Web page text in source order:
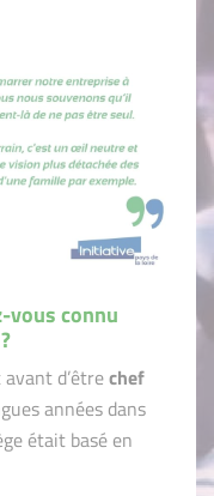
vous connu
avant d’êtrechef
années dans
était basé en